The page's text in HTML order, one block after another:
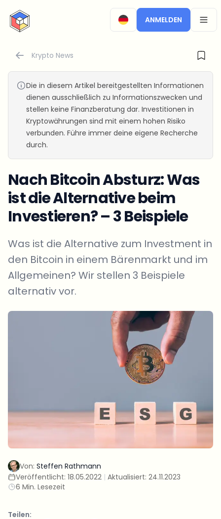
CryptoTicker
ANMELDEN
Krypto News
Die in diesem Artikel bereitgestellten Informationen
dienen ausschließlich zu Informationszwecken und
stellen keine Finanzberatung dar. Investitionen in
Kryptowährungen sind mit einem hohen Risiko
verbunden. Führe immer deine eigene Recherche
durch.
Nach Bitcoin Absturz: Was
ist die Alternative beim
Investieren? – 3 Beispiele
Was ist die Alternative zum Investment in
den Bitcoin in einem Bärenmarkt und im
Allgemeinen? Wir stellen 3 Beispiele
alternativ vor.
Von: Steffen Rathmann
Veröffentlicht: 18.05.2022 | Aktualisiert: 24.11.2023
6 Min. Lesezeit
Teilen: